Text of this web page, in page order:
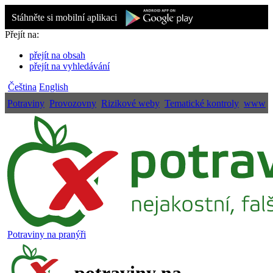
Stáhněte si mobilní aplikaci
Přejít na:
přejít na obsah
přejít na vyhledávání
Čeština English
Potraviny Provozovny Rizikové weby Tematické kontroly www
Potraviny na pranýři